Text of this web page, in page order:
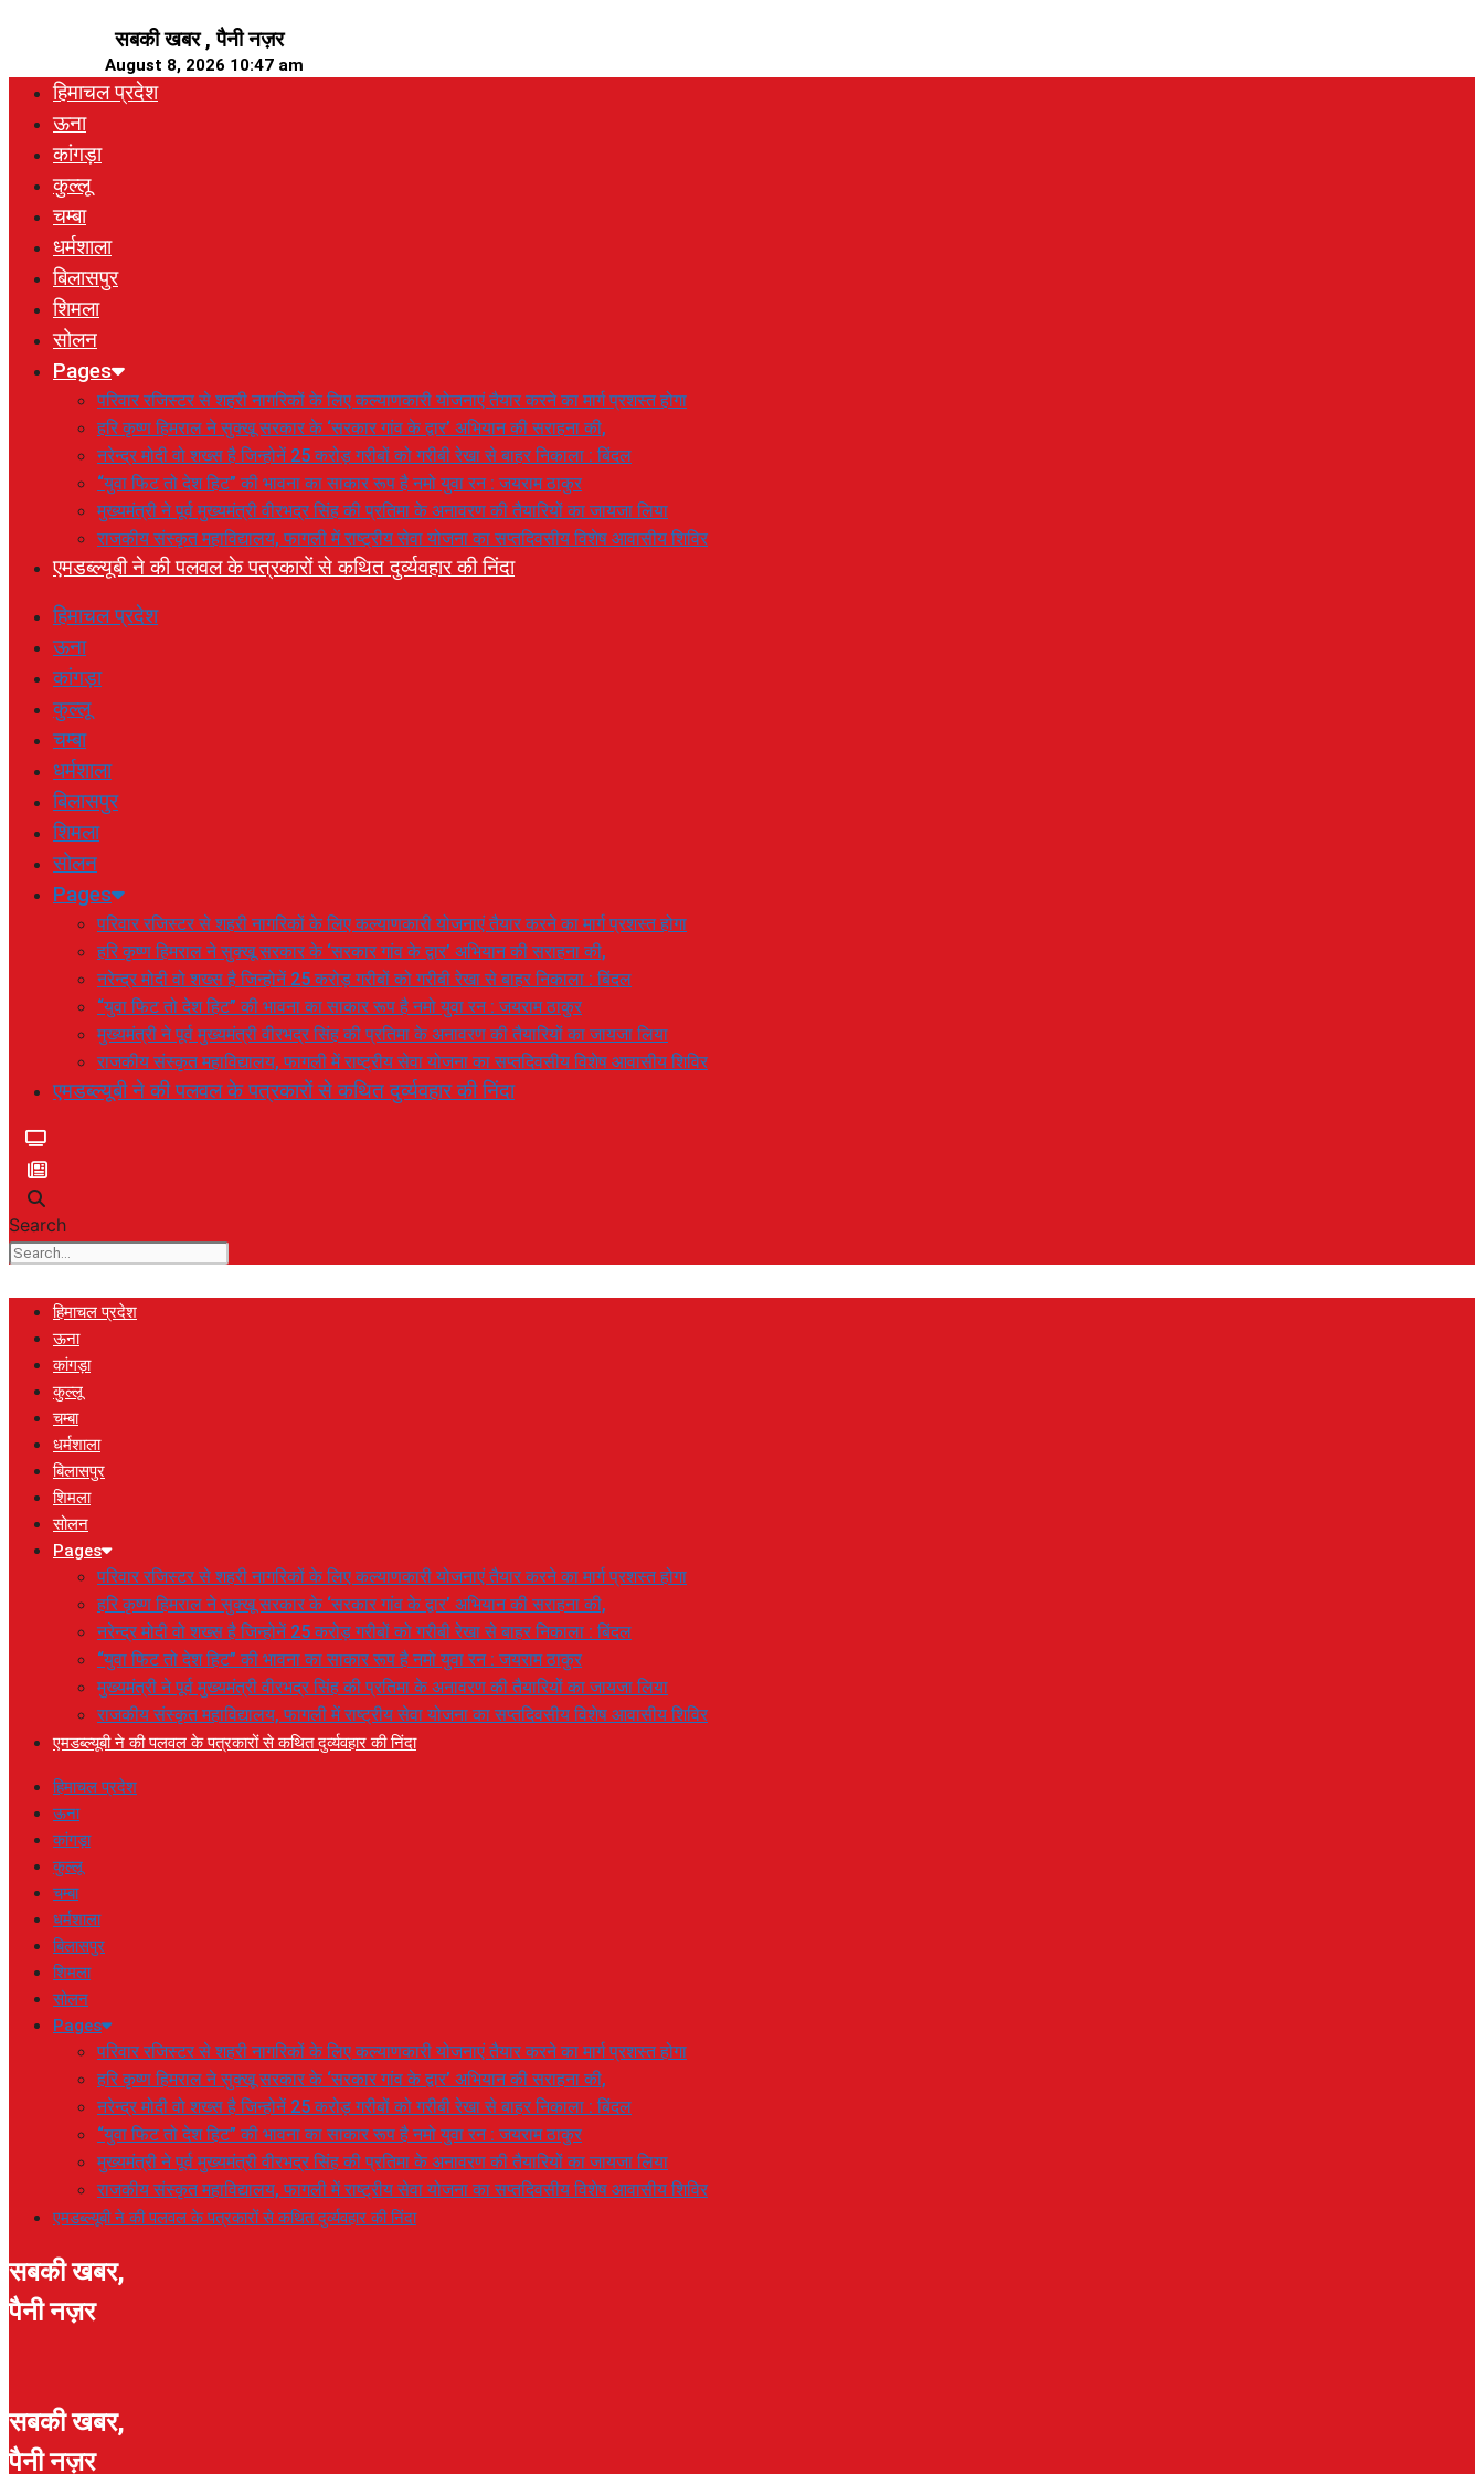
content
सबकी खबर , पैनी नज़र
August 8, 2026 10:47 am
हिमाचल प्रदेश
ऊना
कांगड़ा
कुल्लू
चम्बा
धर्मशाला
बिलासपुर
शिमला
सोलन
Pages
परिवार रजिस्टर से शहरी नागरिकों के लिए कल्याणकारी योजनाएं तैयार करने का मार्ग प्रशस्त होगा
हरि कृष्ण हिमराल ने सुक्खू सरकार के ‘सरकार गांव के द्वार’ अभियान की सराहना की,
नरेन्द्र मोदी वो शख्स है जिन्होनें 25 करोड़ गरीबों को गरीबी रेखा से बाहर निकाला : बिंदल
“युवा फिट तो देश हिट” की भावना का साकार रूप है नमो युवा रन : जयराम ठाकुर
मुख्यमंत्री ने पूर्व मुख्यमंत्री वीरभद्र सिंह की प्रतिमा के अनावरण की तैयारियों का जायजा लिया
राजकीय संस्कृत महाविद्यालय, फागली में राष्ट्रीय सेवा योजना का सप्तदिवसीय विशेष आवासीय शिविर
एमडब्ल्यूबी ने की पलवल के पत्रकारों से कथित दुर्व्यवहार की निंदा
हिमाचल प्रदेश
ऊना
कांगड़ा
कुल्लू
चम्बा
धर्मशाला
बिलासपुर
शिमला
सोलन
Pages
परिवार रजिस्टर से शहरी नागरिकों के लिए कल्याणकारी योजनाएं तैयार करने का मार्ग प्रशस्त होगा
हरि कृष्ण हिमराल ने सुक्खू सरकार के ‘सरकार गांव के द्वार’ अभियान की सराहना की,
नरेन्द्र मोदी वो शख्स है जिन्होनें 25 करोड़ गरीबों को गरीबी रेखा से बाहर निकाला : बिंदल
“युवा फिट तो देश हिट” की भावना का साकार रूप है नमो युवा रन : जयराम ठाकुर
मुख्यमंत्री ने पूर्व मुख्यमंत्री वीरभद्र सिंह की प्रतिमा के अनावरण की तैयारियों का जायजा लिया
राजकीय संस्कृत महाविद्यालय, फागली में राष्ट्रीय सेवा योजना का सप्तदिवसीय विशेष आवासीय शिविर
एमडब्ल्यूबी ने की पलवल के पत्रकारों से कथित दुर्व्यवहार की निंदा
Search
हिमाचल प्रदेश
ऊना
कांगड़ा
कुल्लू
चम्बा
धर्मशाला
बिलासपुर
शिमला
सोलन
Pages
परिवार रजिस्टर से शहरी नागरिकों के लिए कल्याणकारी योजनाएं तैयार करने का मार्ग प्रशस्त होगा
हरि कृष्ण हिमराल ने सुक्खू सरकार के ‘सरकार गांव के द्वार’ अभियान की सराहना की,
नरेन्द्र मोदी वो शख्स है जिन्होनें 25 करोड़ गरीबों को गरीबी रेखा से बाहर निकाला : बिंदल
“युवा फिट तो देश हिट” की भावना का साकार रूप है नमो युवा रन : जयराम ठाकुर
मुख्यमंत्री ने पूर्व मुख्यमंत्री वीरभद्र सिंह की प्रतिमा के अनावरण की तैयारियों का जायजा लिया
राजकीय संस्कृत महाविद्यालय, फागली में राष्ट्रीय सेवा योजना का सप्तदिवसीय विशेष आवासीय शिविर
एमडब्ल्यूबी ने की पलवल के पत्रकारों से कथित दुर्व्यवहार की निंदा
हिमाचल प्रदेश
ऊना
कांगड़ा
कुल्लू
चम्बा
धर्मशाला
बिलासपुर
शिमला
सोलन
Pages
परिवार रजिस्टर से शहरी नागरिकों के लिए कल्याणकारी योजनाएं तैयार करने का मार्ग प्रशस्त होगा
हरि कृष्ण हिमराल ने सुक्खू सरकार के ‘सरकार गांव के द्वार’ अभियान की सराहना की,
नरेन्द्र मोदी वो शख्स है जिन्होनें 25 करोड़ गरीबों को गरीबी रेखा से बाहर निकाला : बिंदल
“युवा फिट तो देश हिट” की भावना का साकार रूप है नमो युवा रन : जयराम ठाकुर
मुख्यमंत्री ने पूर्व मुख्यमंत्री वीरभद्र सिंह की प्रतिमा के अनावरण की तैयारियों का जायजा लिया
राजकीय संस्कृत महाविद्यालय, फागली में राष्ट्रीय सेवा योजना का सप्तदिवसीय विशेष आवासीय शिविर
एमडब्ल्यूबी ने की पलवल के पत्रकारों से कथित दुर्व्यवहार की निंदा
सबकी खबर,
पैनी नज़र
सबकी खबर,
पैनी नज़र